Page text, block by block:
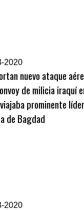
2020
nuevo ataque
de milicia iraquí
prominente líder
de Bagdad
2020